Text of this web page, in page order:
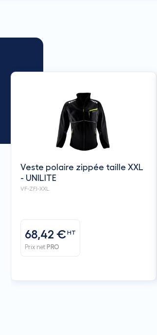
Veste polaire zippée taille XXL
- UNILITE
VF-ZFJ-XXL
68,42 €HT
Prix net PRO